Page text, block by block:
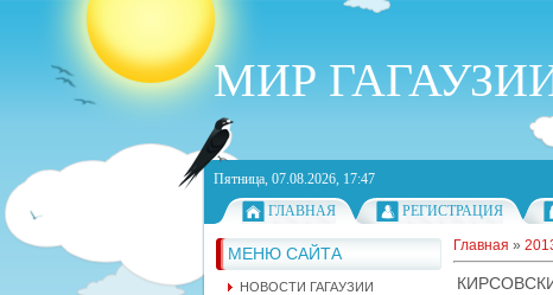
МИР
Пятница, 07.08.2026, 17:47
ГЛАВНАЯ
РЕГИСТРАЦИЯ
МЕНЮ САЙТА
НОВОСТИ ГАГАУЗИИ
Главная »